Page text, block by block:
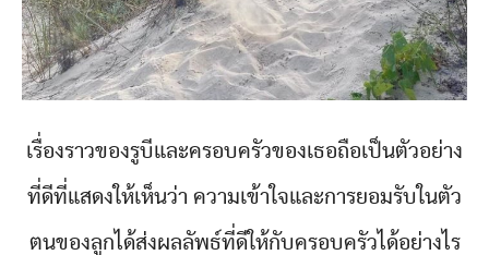
เรื่องราวของรูบีและครอบครัวของเธอถือเป็นตัวอย่าง
ที่ดีที่แสดงให้เห็นว่า ความเข้าใจและการยอมรับในตัว
ตนของลูกได้ส่งผลลัพธ์ที่ดีให้กับครอบครัวได้อย่างไร